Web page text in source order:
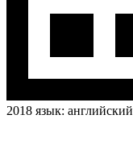
2018 язык: английский